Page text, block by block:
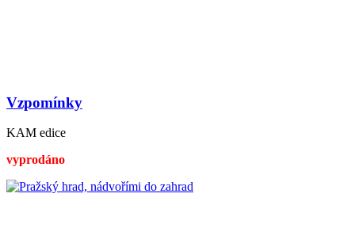
Vzpomínky
KAM edice
vyprodáno